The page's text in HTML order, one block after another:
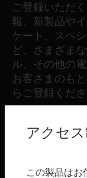
ご登録いただ
報、新製品や
ケート、スペ
ど、さまざま
ル、その他の
お客さまのも
らご登録くださ
製品
アクセ
この製品はお